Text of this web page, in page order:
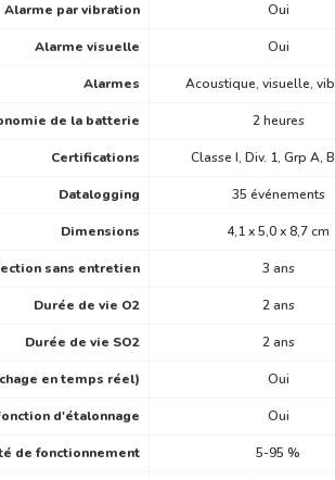
Alarme par vibration Oui
Alarme visuelle Oui
Alarmes Acoustique, visuelle,
de la batterie 2 heures
Certifications Classe I, Div. 1, Grp A,
Datalogging 35 événements
Dimensions 4,1 x 5,0 x 8,7 cm
sans entretien 3 ans
Durée de vie O2 2 ans
Durée de vie SO2 2 ans
en temps réel) Oui
d'étalonnage Oui
de fonctionnement 5-95 %